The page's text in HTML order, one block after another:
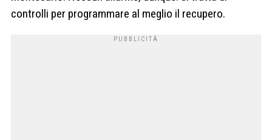
controlli per programmare al meglio il recupero.